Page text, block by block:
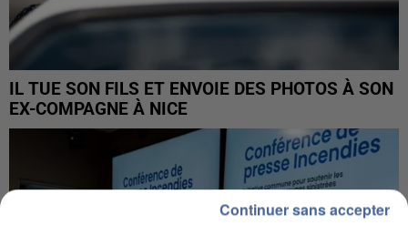
IL TUE SON FILS ET ENVOIE DES PHOTOS À SON
EX-COMPAGNE À NICE
Continuer sans accepter